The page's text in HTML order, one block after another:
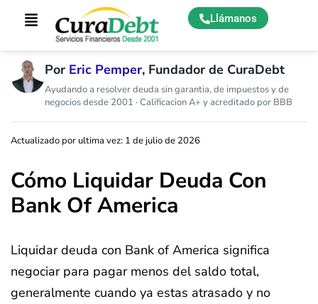
Llámanos
Por Eric Pemper, Fundador de CuraDebt
Ayudando a resolver deuda sin garantia, de impuestos y de
negocios desde 2001 · Calificacion A+ y acreditado por BBB
Actualizado por ultima vez: 1 de julio de 2026
Cómo Liquidar Deuda Con
Bank Of America
Liquidar deuda con Bank of America significa
negociar para pagar menos del saldo total,
generalmente cuando ya estas atrasado y no